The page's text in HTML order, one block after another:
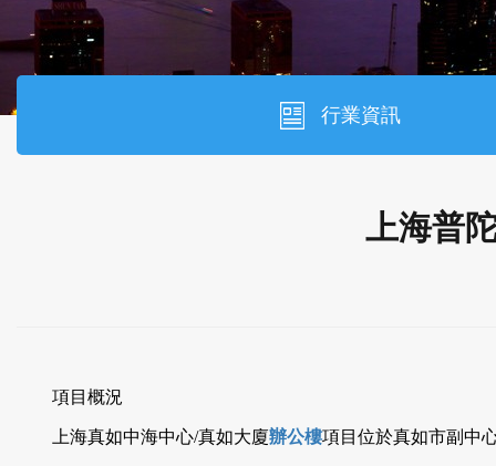
行業資訊
上海普
項目概況
上海真如中海中心/真如大廈辦公樓項目位於真如市副中心